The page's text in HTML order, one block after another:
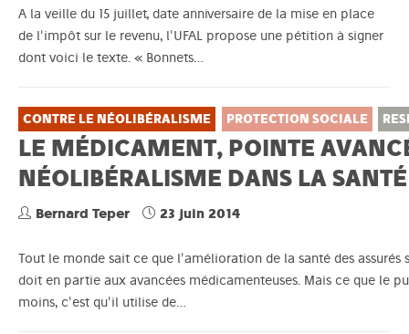
A la veille du 15 juillet, date anniversaire de la mise en place
de l'impôt sur le revenu, l'UFAL propose une pétition à signer
dont voici le texte. « Bonnets…
CONTRE LE NÉOLIBÉRALISME PROTECTION SOCIALE
LE MÉDICAMENT, POINTE
NÉOLIBÉRALISME DANS LA SANTÉ
Bernard Teper 23 juin 2014
Tout le monde sait ce que l'amélioration de la santé des assurés
doit en partie aux avancées médicamenteuses. Mais ce que le
moins, c'est qu'il utilise de…